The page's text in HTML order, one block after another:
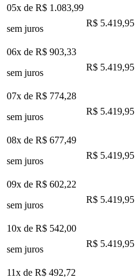
05x de R$ 1.083,99
sem juros
R$ 5.419,95
06x de R$ 903,33
sem juros
R$ 5.419,95
07x de R$ 774,28
sem juros
R$ 5.419,95
08x de R$ 677,49
sem juros
R$ 5.419,95
09x de R$ 602,22
sem juros
R$ 5.419,95
10x de R$ 542,00
sem juros
R$ 5.419,95
11x de R$ 492,72